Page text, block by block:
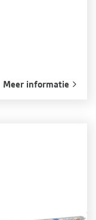
Meer informatie